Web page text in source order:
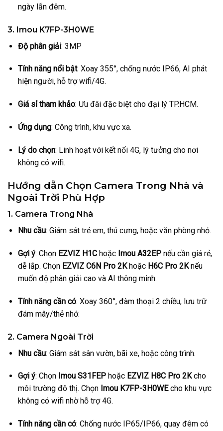
ngày lẫn đêm.
3. Imou K7FP-3H0WE
Độ phân giải: 3MP
Tính năng nổi bật: Xoay 355°, chống nước IP66, AI phát
hiện người, hỗ trợ wifi/4G.
Giá sỉ tham khảo: Ưu đãi đặc biệt cho đại lý TP.HCM.
Ứng dụng: Công trình, khu vực xa.
Lý do chọn: Linh hoạt với kết nối 4G, lý tưởng cho nơi
không có wifi.
Hướng dẫn Chọn Camera Trong Nhà và
Ngoài Trời Phù Hợp
1. Camera Trong Nhà
Nhu cầu: Giám sát trẻ em, thú cưng, hoặc văn phòng nhỏ.
Gợi ý: Chọn EZVIZ H1Choặc Imou A32EPnếu cần giá rẻ,
dễ lắp. Chọn EZVIZ C6N Pro 2Khoặc H6C Pro 2Knếu
muốn độ phân giải cao và AI thông minh.
Tính năng cần có: Xoay 360°, đàm thoại 2 chiều, lưu trữ
đám mây/thẻ nhớ.
2. Camera Ngoài Trời
Nhu cầu: Giám sát sân vườn, bãi xe, hoặc công trình.
Gợi ý: Chọn Imou S31FEPhoặc EZVIZ H8C Pro 2Kcho
môi trường đô thị. Chọn Imou K7FP-3H0WEcho khu vực
không có wifi nhờ hỗ trợ 4G.
Tính năng cần có: Chống nước IP65/IP66, quay đêm có